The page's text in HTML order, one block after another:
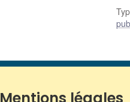
Mentions légales